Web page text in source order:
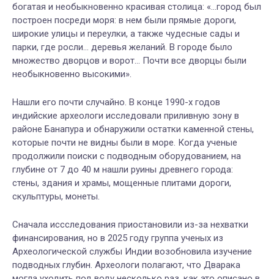
богатая и необыкновенно красивая столица: «...город был
построен посреди моря: в нем были прямые дороги,
широкие улицы и переулки, а также чудесные сады и
парки, где росли… деревья желаний. В городе было
множество дворцов и ворот… Почти все дворцы были
необыкновенно высокими».
Нашли его почти случайно. В конце 1990-х годов
индийские археологи исследовали приливную зону в
районе Банапура и обнаружили остатки каменной стены,
которые почти не видны были в море. Когда ученые
продолжили поиски с подводным оборудованием, на
глубине от 7 до 40 м нашли руины древнего города:
стены, здания и храмы, мощенные плитами дороги,
скульптуры, монеты.
Сначала иссследования приостановили из-за нехватки
финансирования, но в 2025 году группа ученых из
Археологической службы Индии возобновила изучение
подводных глубин. Археологи полагают, что Дварака